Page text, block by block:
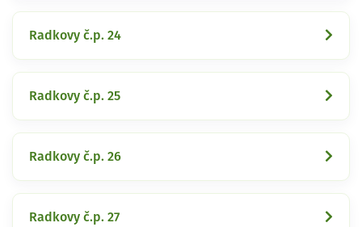
Radkovy č.p. 24
Radkovy č.p. 25
Radkovy č.p. 26
Radkovy č.p. 27